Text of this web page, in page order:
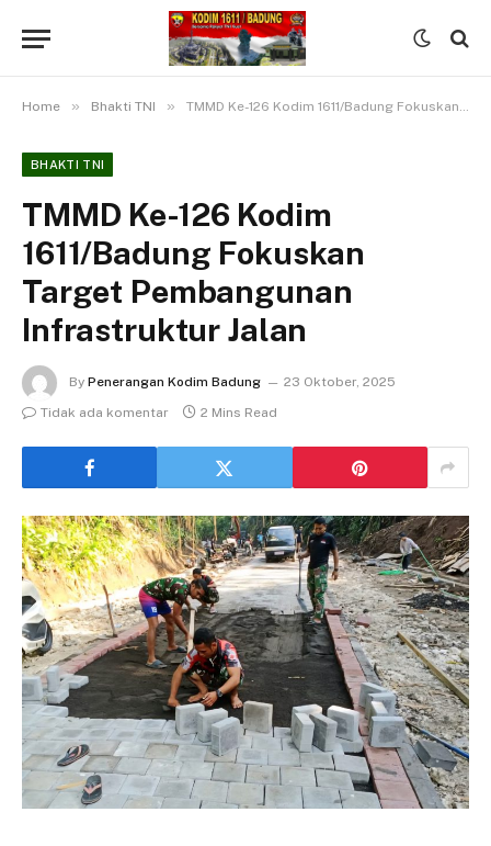
Home » Bhakti TNI » TMMD Ke-126 Kodim 1611/Badung Fokuskan Target Pembangunan Infrastruktur Jalan
BHAKTI TNI
TMMD Ke-126 Kodim
1611/Badung Fokuskan
Target Pembangunan
Infrastruktur Jalan
By Penerangan Kodim Badung
23 Oktober, 2025
Tidak ada komentar
2 Mins Read